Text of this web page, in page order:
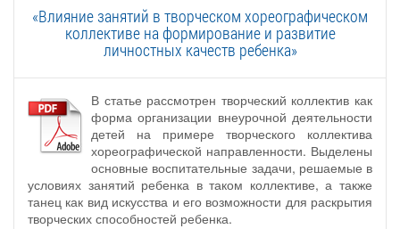
«Влияние занятий в творческом хореографическом
коллективе на формирование и развитие
личностных качеств ребенка»
В статье рассмотрен творческий коллектив как
форма организации внеурочной деятельности
детей на примере творческого коллектива
хореографической направленности. Выделены
основные воспитательные задачи, решаемые в
условиях занятий ребенка в таком коллективе, а также
танец как вид искусства и его возможности для раскрытия
творческих способностей ребенка.